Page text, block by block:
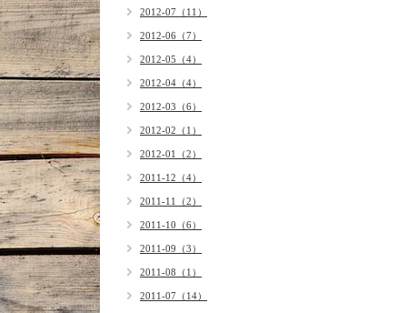
2012-07（11）
2012-06（7）
2012-05（4）
2012-04（4）
2012-03（6）
2012-02（1）
2012-01（2）
2011-12（4）
2011-11（2）
2011-10（6）
2011-09（3）
2011-08（1）
2011-07（14）